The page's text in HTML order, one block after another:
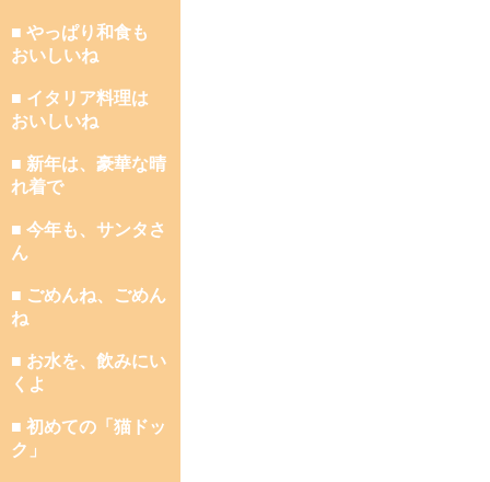
■ やっぱり和食も
おいしいね
■ イタリア料理は
おいしいね
■ 新年は、豪華な晴
れ着で
■ 今年も、サンタさ
ん
■ ごめんね、ごめん
ね
■ お水を、飲みにい
くよ
■ 初めての「猫ドッ
ク」